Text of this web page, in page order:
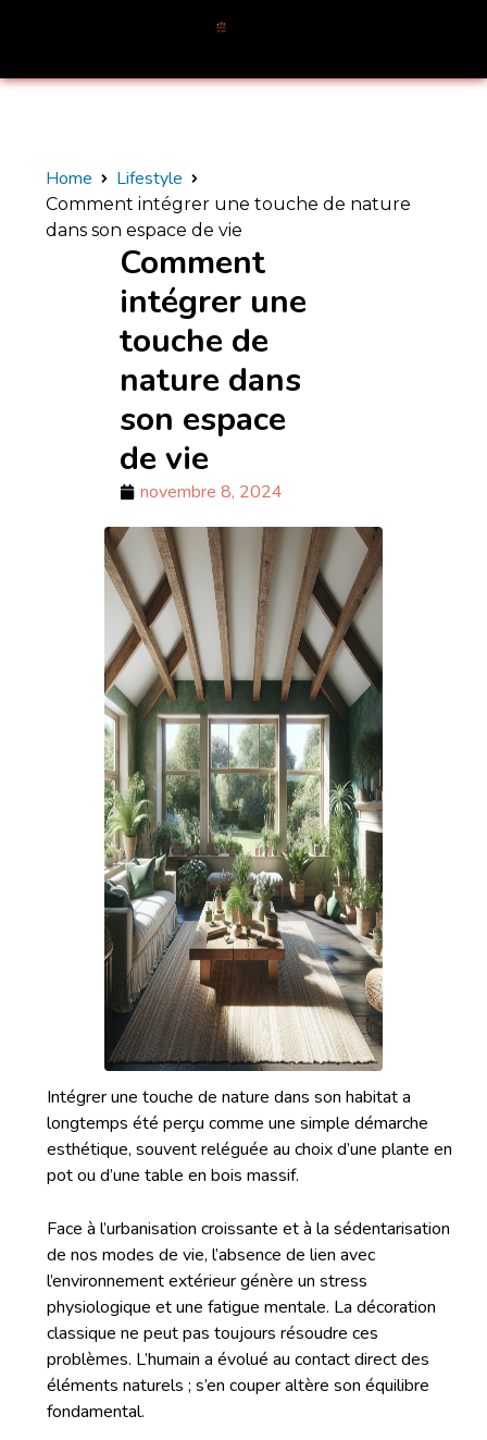
Home Lifestyle
Comment intégrer une touche de nature
dans son espace de vie
Comment
intégrer une
touche de
nature dans
son espace
de vie
novembre 8, 2024
Intégrer une touche de nature dans son habitat a
longtemps été perçu comme une simple démarche
esthétique, souvent reléguée au choix d’une plante en
pot ou d’une table en bois massif.
Face à l’urbanisation croissante et à la sédentarisation
de nos modes de vie, l’absence de lien avec
l’environnement extérieur génère un stress
physiologique et une fatigue mentale. La décoration
classique ne peut pas toujours résoudre ces
problèmes. L’humain a évolué au contact direct des
éléments naturels ; s’en couper altère son équilibre
fondamental.